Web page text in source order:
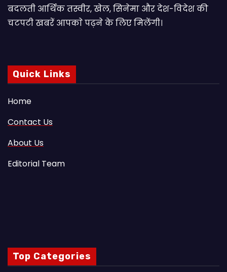
बदलती आर्थिक तस्वीर, खेल, सिनेमा और देश-विदेश की
चटपटी खबरें आपकाे पढ़ने के लिए मिलेंगी।
Quick Links
Home
Contact Us
About Us
Editorial Team
Top Categories